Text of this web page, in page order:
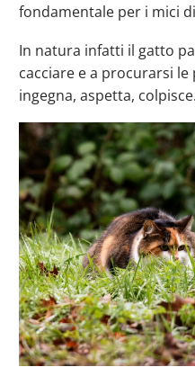
fondamentale per i mici
In natura infatti il gatto
cacciare e a procurarsi
ingegna, aspetta, colpisce.